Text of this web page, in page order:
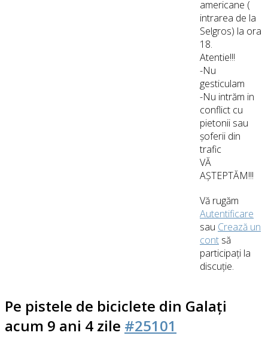
americane (
intrarea de la
Selgros) la ora
18.
Atentie!!!
-Nu
gesticulam
-Nu intrăm in
conflict cu
pietonii sau
șoferii din
trafic
VĂ
AȘTEPTĂM!!!
Vă rugăm
Autentificare
sau Crează un
cont să
participaţi la
discuţie.
Pe pistele de biciclete din Galați
acum 9 ani 4 zile #25101